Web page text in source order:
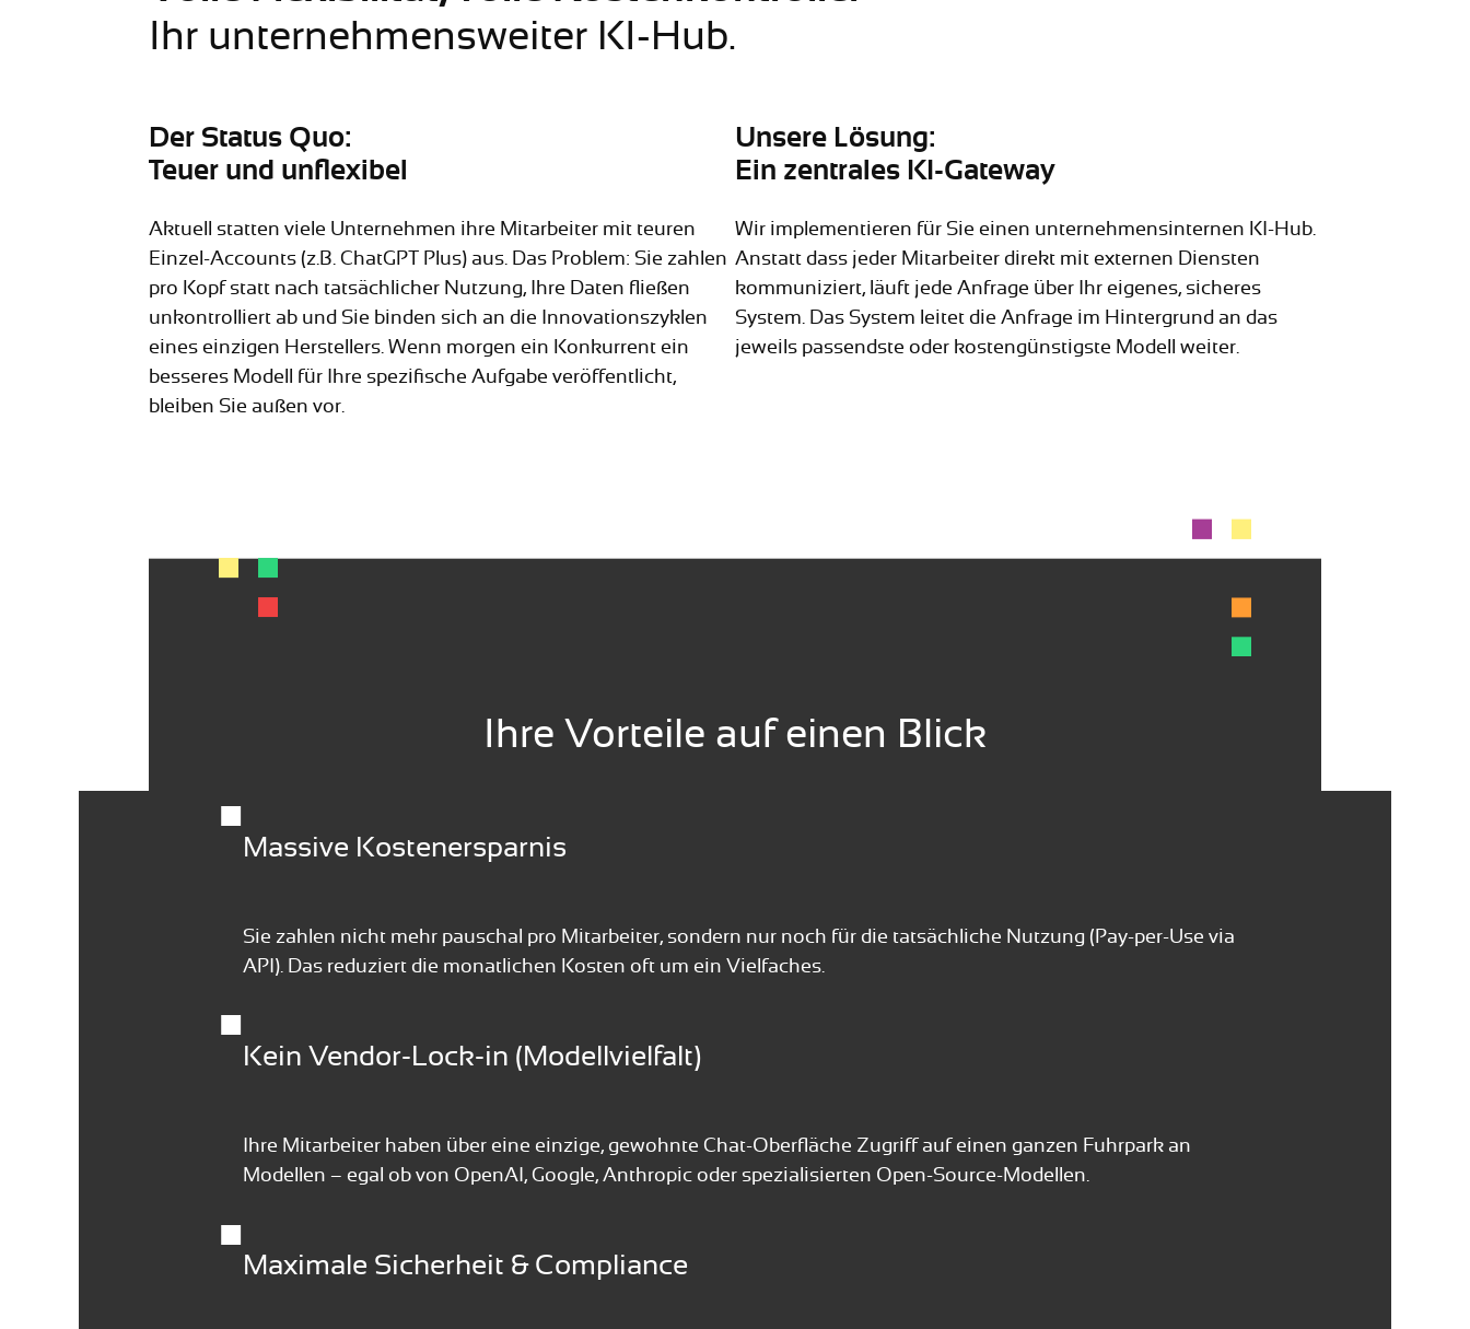
Ihr unternehmensweiter KI-Hub.
Der Status Quo:
Teuer und unflexibel
Aktuell statten viele Unternehmen ihre Mitarbeiter mit teuren
Einzel-Accounts (z.B. ChatGPT Plus) aus. Das Problem: Sie zahlen
pro Kopf statt nach tatsächlicher Nutzung, Ihre Daten fließen
unkontrolliert ab und Sie binden sich an die Innovationszyklen
eines einzigen Herstellers. Wenn morgen ein Konkurrent ein
besseres Modell für Ihre spezifische Aufgabe veröffentlicht,
bleiben Sie außen vor.
Unsere Lösung:
Ein zentrales KI-Gateway
Wir implementieren für Sie einen unternehmensinternen KI-Hub.
Anstatt dass jeder Mitarbeiter direkt mit externen Diensten
kommuniziert, läuft jede Anfrage über Ihr eigenes, sicheres
System. Das System leitet die Anfrage im Hintergrund an das
jeweils passendste oder kostengünstigste Modell weiter.
Ihre Vorteile auf einen Blick
■
Massive Kostenersparnis
Sie zahlen nicht mehr pauschal pro Mitarbeiter, sondern nur noch für die tatsächliche Nutzung (Pay-per-Use via
API). Das reduziert die monatlichen Kosten oft um ein Vielfaches.
■
Kein Vendor-Lock-in (Modellvielfalt)
Ihre Mitarbeiter haben über eine einzige, gewohnte Chat-Oberfläche Zugriff auf einen ganzen Fuhrpark an
Modellen – egal ob von OpenAI, Google, Anthropic oder spezialisierten Open-Source-Modellen.
■
Maximale Sicherheit & Compliance